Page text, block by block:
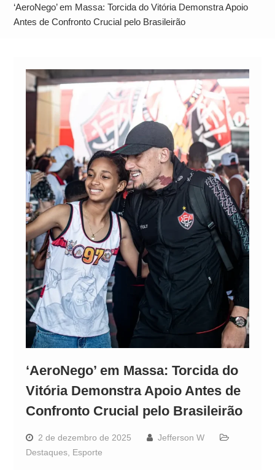
Alto
‘AeroNego’ em Massa: Torcida do Vitória Demonstra Apoio
Antes de Confronto Crucial pelo Brasileirão
‘AeroNego’ em Massa: Torcida do
Vitória Demonstra Apoio Antes de
Confronto Crucial pelo Brasileirão
2 de dezembro de 2025
Jefferson W
Destaques, Esporte